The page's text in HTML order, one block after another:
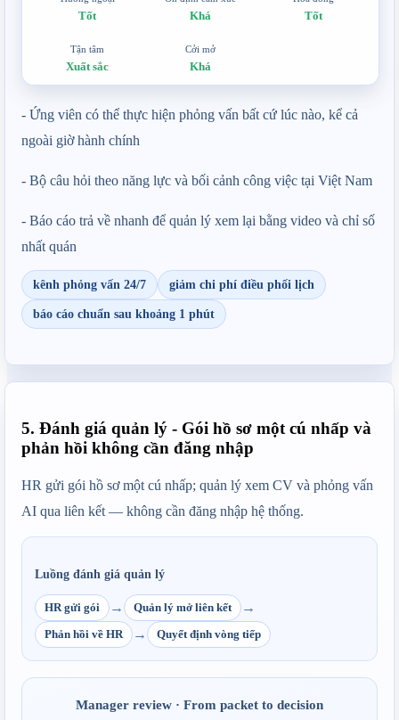
Tốt Khá Tốt
Tận tâm
Xuất sắc
Cởi mở
Khá
- Ứng viên có thể thực hiện phỏng vấn bất cứ lúc nào, kể cả
ngoài giờ hành chính
- Bộ câu hỏi theo năng lực và bối cảnh công việc tại Việt Nam
- Báo cáo trả về nhanh để quản lý xem lại bằng video và chỉ số
nhất quán
kênh phỏng vấn 24/7 giảm chi phí điều phối lịch
báo cáo chuẩn sau khoảng 1 phút
5. Đánh giá quản lý - Gói hồ sơ một cú nhấp và
phản hồi không cần đăng nhập
HR gửi gói hồ sơ một cú nhấp; quản lý xem CV và phỏng vấn
AI qua liên kết — không cần đăng nhập hệ thống.
Luồng đánh giá quản lý
HR gửi gói → Quản lý mở liên kết →
Phản hồi về HR → Quyết định vòng tiếp
Manager review · From packet to decision